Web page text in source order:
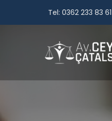
Tel: 0362 233 83 61